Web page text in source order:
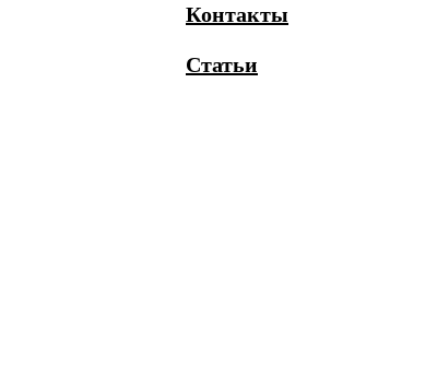
Контакты
Статьи